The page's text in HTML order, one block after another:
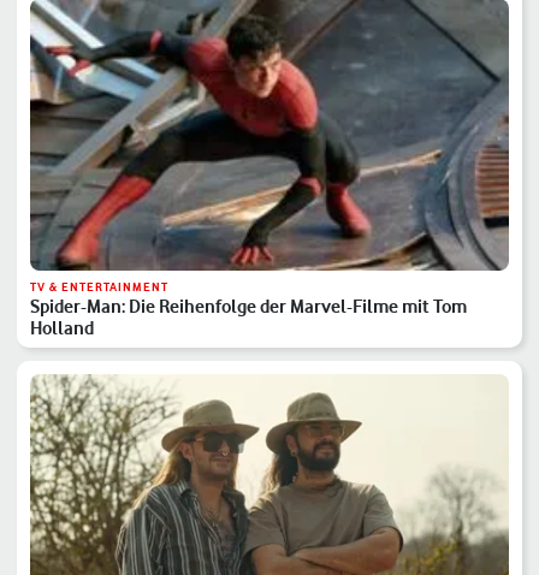
TV & ENTERTAINMENT
Spider-Man: Die Reihenfolge der Marvel-Filme mit Tom
Holland